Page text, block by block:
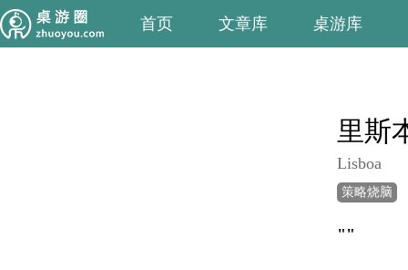
首页 文章库 桌游库
里斯
Lisboa
策略烧脑
""